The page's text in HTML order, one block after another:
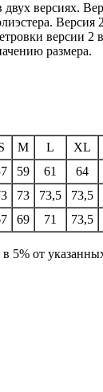
версиях.
Версия
версии 2
размера.
M L XL
59 61 64
73 73,5 73,5
69 71 73,5
5% от